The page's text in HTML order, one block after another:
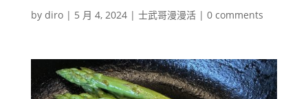
by diro| 5 月 4, 2024| 士武哥漫漫活| 0 comments